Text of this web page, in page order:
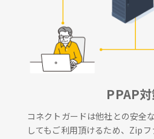
PPAP
コネクトガードは他社との安全
してもご利用頂けるため、Zip